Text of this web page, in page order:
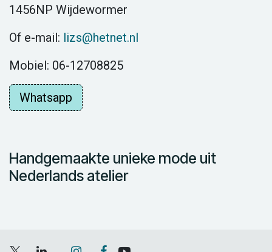
1456NP Wijdewormer
Of e-mail: lizs@hetnet.nl
Mobiel: 06-12708825
Whatsapp
Handgemaakte unieke mode uit
Nederlands atelier